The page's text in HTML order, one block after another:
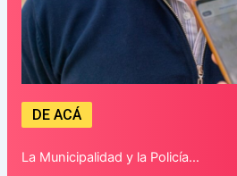
DE ACÁ
La Municipalidad y la Policía…